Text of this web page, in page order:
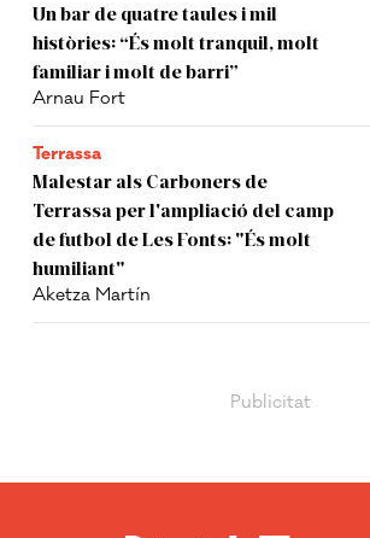
Un bar de quatre taules i mil
històries: “És molt tranquil, molt
familiar i molt de barri”
Arnau Fort
Terrassa
Malestar als Carboners de
Terrassa per l'ampliació del camp
de futbol de Les Fonts: "És molt
humiliant"
Aketza Martín